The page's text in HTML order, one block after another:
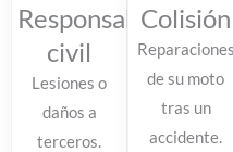
Responsabilidad
civil
Lesiones o
daños a
terceros.
Colisión
Reparaciones
de su moto
tras un
accidente.